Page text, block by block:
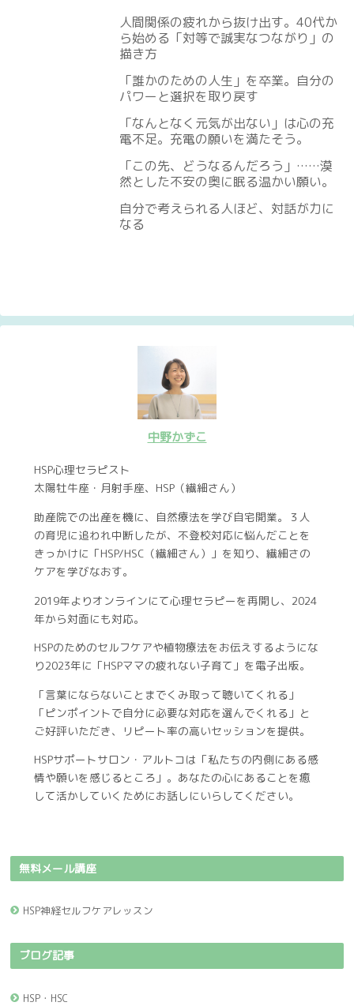
人間関係の疲れから抜け出す。40代か
ら始める「対等で誠実なつながり」の
描き方
「誰かのための人生」を卒業。自分の
パワーと選択を取り戻す
「なんとなく元気が出ない」は心の充
電不足。充電の願いを満たそう。
「この先、どうなるんだろう」……漠
然とした不安の奥に眠る温かい願い。
自分で考えられる人ほど、対話が力に
なる
中野かずこ
HSP心理セラピスト
太陽牡牛座・月射手座、HSP（繊細さん）
助産院での出産を機に、自然療法を学び自宅開業。３人
の育児に追われ中断したが、不登校対応に悩んだことを
きっかけに「HSP/HSC（繊細さん）」を知り、繊細さの
ケアを学びなおす。
2019年よりオンラインにて心理セラピーを再開し、2024
年から対面にも対応。
HSPのためのセルフケアや植物療法をお伝えするようにな
り2023年に「HSPママの疲れない子育て」を電子出版。
「言葉にならないことまでくみ取って聴いてくれる」
「ピンポイントで自分に必要な対応を選んでくれる」と
ご好評いただき、リピート率の高いセッションを提供。
HSPサポートサロン・アルトコは「私たちの内側にある感
情や願いを感じるところ」。あなたの心にあることを癒
して活かしていくためにお話しにいらしてください。
無料メール講座
HSP神経セルフケアレッスン
ブログ記事
HSP・HSC